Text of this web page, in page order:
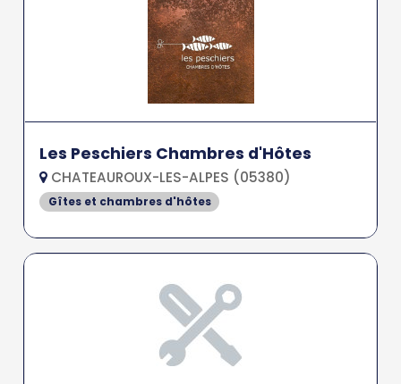
Les Peschiers Chambres d'Hôtes
CHATEAUROUX-LES-ALPES (05380)
Gîtes et chambres d'hôtes